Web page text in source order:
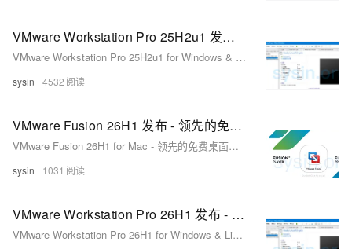
VMware Workstation Pro 25H2u1 发布 - 免费桌面虚拟化软件
VMware Workstation Pro 25H2u1 for Windows & Linux - 领先的免费桌面虚拟化软件
sysin 4532
VMware Fusion 26H1 发布 - 领先的免费桌面虚拟化软件
VMware Fusion 26H1 for Mac - 领先的免费桌面虚拟化软件
sysin 1031
VMware Workstation Pro 26H1 发布 - 领先的免费桌面虚拟化软件
VMware Workstation Pro 26H1 for Windows & Linux - 领先的免费桌面虚拟化软件